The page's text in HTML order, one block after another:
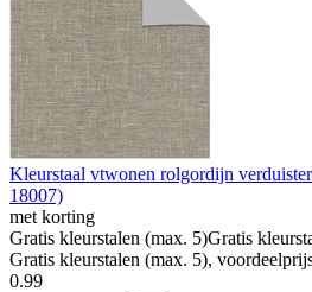
Kleurstaal vtwonen rolgordijn
18007)
met korting
Gratis kleurstalen (max. 5)Gratis
Gratis kleurstalen (max. 5),
0.99